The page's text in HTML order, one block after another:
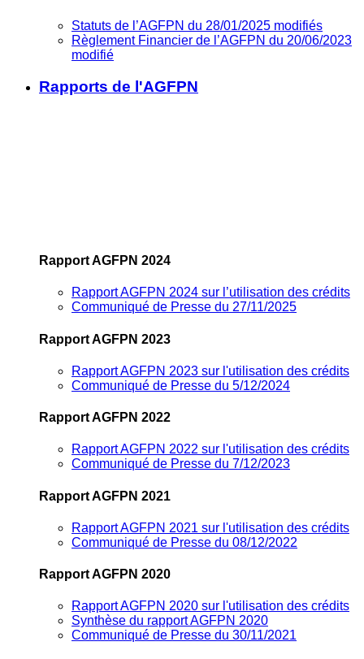
Statuts de l’AGFPN du 28/01/2025 modifiés
Règlement Financier de l’AGFPN du 20/06/2023
modifié
Rapports de l'AGFPN
Rapport AGFPN 2024
Rapport AGFPN 2024 sur l’utilisation des crédits
Communiqué de Presse du 27/11/2025
Rapport AGFPN 2023
Rapport AGFPN 2023 sur l'utilisation des crédits
Communiqué de Presse du 5/12/2024
Rapport AGFPN 2022
Rapport AGFPN 2022 sur l'utilisation des crédits
Communiqué de Presse du 7/12/2023
Rapport AGFPN 2021
Rapport AGFPN 2021 sur l'utilisation des crédits
Communiqué de Presse du 08/12/2022
Rapport AGFPN 2020
Rapport AGFPN 2020 sur l'utilisation des crédits
Synthèse du rapport AGFPN 2020
Communiqué de Presse du 30/11/2021